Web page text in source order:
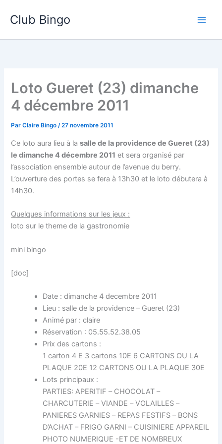
Club Bingo
Loto Gueret (23) dimanche
4 décembre 2011
ParClaire Bingo/27 novembre 2011
Ce loto aura lieu à lasalle de la providence de Gueret (23)
le dimanche 4 décembre 2011 et sera organisé par
l’association ensemble autour de l’avenue du berry.
L’ouverture des portes se fera à 13h30 et le loto débutera à
14h30.
Quelques informations sur les jeux :
loto sur le theme de la gastronomie
mini bingo
[doc]
Date : dimanche 4 decembre 2011
Lieu : salle de la providence – Gueret (23)
Animé par : claire
Réservation : 05.55.52.38.05
Prix des cartons :
1 carton 4 E 3 cartons 10E 6 CARTONS OU LA
PLAQUE 20E 12 CARTONS OU LA PLAQUE 30E
Lots principaux :
PARTIES: APERITIF – CHOCOLAT –
CHARCUTERIE – VIANDE – VOLAILLES –
PANIERES GARNIES – REPAS FESTIFS – BONS
D’ACHAT – FRIGO GARNI – CUISINIERE APPAREIL
PHOTO NUMERIQUE -ET DE NOMBREUX